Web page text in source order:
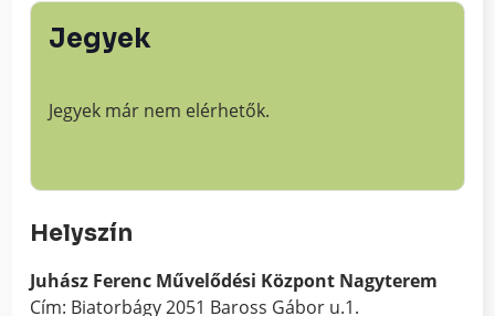
Jegyek
Jegyek már nem elérhetők.
Helyszín
Juhász Ferenc Művelődési Központ Nagyterem
Cím: Biatorbágy 2051 Baross Gábor u.1.